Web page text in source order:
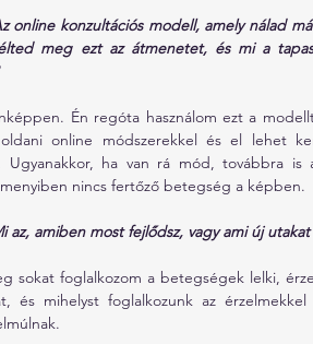
online konzultációs modell, amely nálad
meg ezt az átmenetet, és mi a
Én regóta használom ezt a
online módszerekkel és el lehet
Ugyanakkor, ha van rá mód, továbbra is
nincs fertőző betegség a képben.
az, amiben most fejlődsz, vagy ami új
sokat foglalkozom a betegségek lelki,
és mihelyst foglalkozunk az